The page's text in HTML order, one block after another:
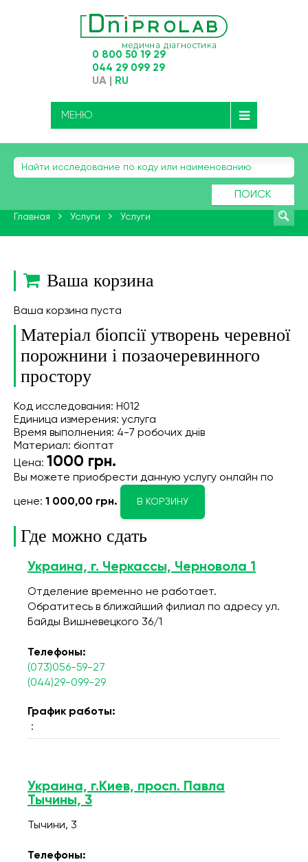
0 800 50 19 29
044 29 099 29
UA RU
МЕНЮ
ПОИСК
Главная Услуги Услуги
Ваша корзина
Ваша корзина пуста
Матеріал біопсії утворень черевної
порожнини і позаочеревинного
простору
Код исследования: Н012
Единица измерения: услуга
Время выполнения: 4-7 робочих днів
Материал: біоптат
Цена: 1000 грн.
Вы можете приобрести данную услугу онлайн по
цене: 1 000,00 грн. В КОРЗИНУ
Где можно сдать
Украина, г. Черкассы, Черновола 1
Отделение временно не работает.
Обратитесь в ближайший филиал по адресу ул.
Байды Вишневецкого 36/1
Телефоны:
(073)056-59-27
(044)29-099-29
График работы:
:
Украина, г.Киев, просп. Павла
Тычины, 3
Тычини, 3
Телефоны: